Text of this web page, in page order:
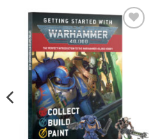
Aggiungi
alla lista
dei
desideri